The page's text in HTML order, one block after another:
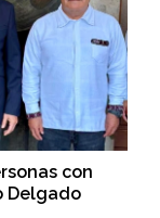
con
Delgado